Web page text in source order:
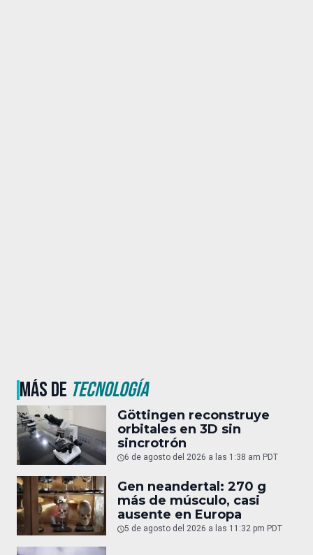
MÁS DE TECNOLOGÍA
Göttingen reconstruye
orbitales en 3D sin
sincrotrón
6 de agosto del 2026 a las 1:38 am PDT
Gen neandertal: 270 g
más de músculo, casi
ausente en Europa
5 de agosto del 2026 a las 11:32 pm PDT